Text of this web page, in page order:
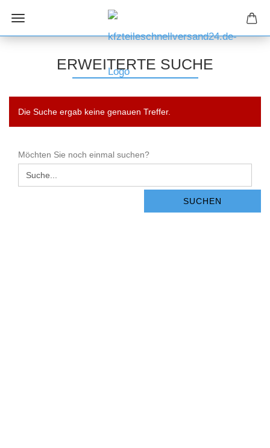
ERWEITERTE SUCHE
Die Suche ergab keine genauen Treffer.
MÖCHTEN
SIE
NOCH
Möchten Sie noch einmal suchen?
SUCHEN